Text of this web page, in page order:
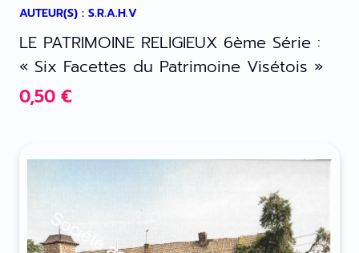
AUTEUR(S) : S.R.A.H.V
LE PATRIMOINE RELIGIEUX 6ème Série :
« Six Facettes du Patrimoine Visétois »
0,50 €